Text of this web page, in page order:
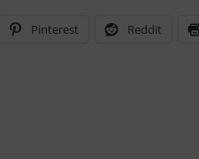
Pinterest Reddit